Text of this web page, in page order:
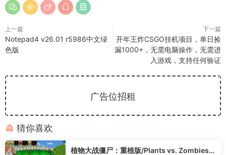
上一篇
Notepad4 v26.01 r5986中文绿
色版
下一篇
开年王炸CSGO挂机项目，单日捡
漏1000+，无需电脑操作，无需进
入游戏，支持任何验证
广告位招租
猜你喜欢
植物大战僵尸：重植版/Plants vs. Zombies: